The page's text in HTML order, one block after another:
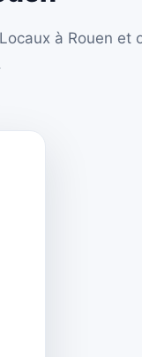
à Rouen et